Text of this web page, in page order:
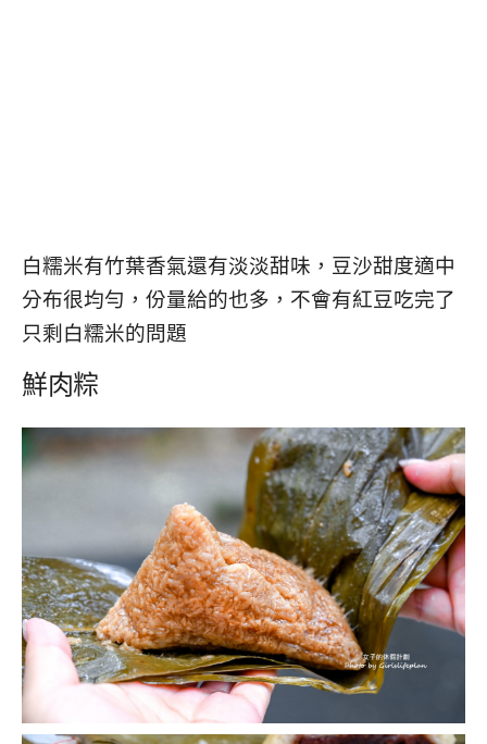
白糯米有竹葉香氣還有淡淡甜味，豆沙甜度適中
分布很均勻，份量給的也多，不會有紅豆吃完了
只剩白糯米的問題
鮮肉粽